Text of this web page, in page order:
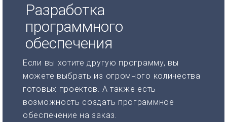
Разработка
программного
обеспечения
Если вы хотите другую программу, вы
можете выбрать из огромного количества
готовых проектов. А также есть
возможность создать программное
обеспечение на заказ.